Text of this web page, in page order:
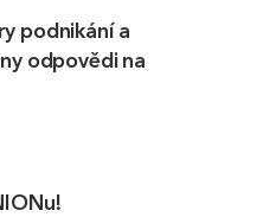
podnikání a
odpovědi na